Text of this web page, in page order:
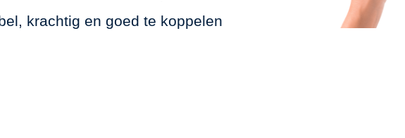
krachtig en goed te koppelen